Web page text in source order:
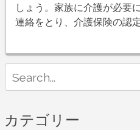
しょう。家族に介護が必要
連絡をとり、介護保険の認
for:
カテゴリー